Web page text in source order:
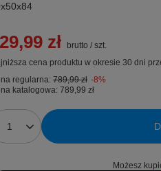
zł brutto / szt.
cena produktu w okresie 30 dni
regularna: 789,99 zł -8%
katalogowa: 789,99 zł
Możesz